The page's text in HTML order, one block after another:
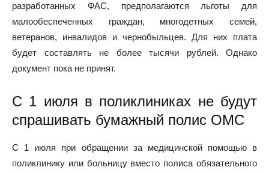
разработанных ФАС, предполагаются льготы для
малообеспеченных граждан, многодетных семей,
ветеранов, инвалидов и чернобыльцев. Для них плата
будет составлять не более тысячи рублей. Однако
документ пока не принят.
С 1 июля в поликлиниках не будут
спрашивать бумажный полис ОМС
С 1 июля при обращении за медицинской помощью в
поликлинику или больницу вместо полиса обязательного